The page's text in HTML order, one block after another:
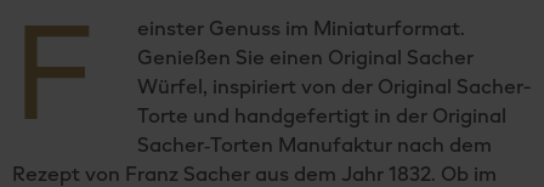
F
einster Genuss im Miniaturformat.
Genießen Sie einen Original Sacher
Würfel, inspiriert von der Original Sacher-
Torte und handgefertigt in der Original
Sacher‑Torten Manufaktur nach dem
Rezept von Franz Sacher aus dem Jahr 1832. Ob im